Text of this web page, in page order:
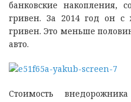
банковские накопления,
гривен. За 2014 год он с
гривен. Это меньше
авто.
Стоимость